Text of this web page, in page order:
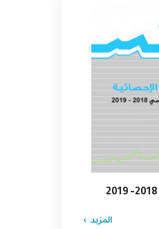
المزيد